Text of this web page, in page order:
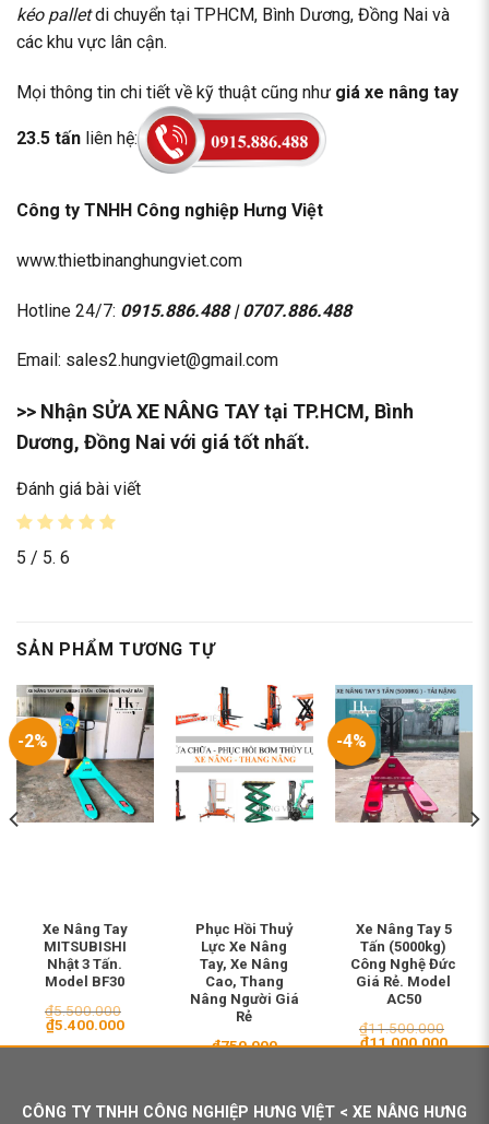
kéo palletdi chuyển tại TPHCM, Bình Dương, Đồng Nai và
các khu vực lân cận.
Mọi thông tin chi tiết về kỹ thuật cũng như giá xe nâng tay
23.5 tấn liên hệ:
Công ty TNHH Công nghiệp Hưng Việt
www.thietbinanghungviet.com
Hotline 24/7: 0915.886.488|0707.886.488
Email: sales2.hungviet@gmail.com
>> Nhận SỬA XE NÂNG TAYtại TP.HCM, Bình
Dương, Đồng Nai với giá tốt nhất.
Đánh giá bài viết
5 / 5. 6
SẢN PHẨM TƯƠNG TỰ
-2%
Xe Nâng Tay
MITSUBISHI
Nhật 3 Tấn.
Model BF30
₫5.500.000
Giá
gốc
là:
₫5.400.000Giá
tại
Phục Hồi Thuỷ
Lực Xe Nâng
Tay, Xe Nâng
Cao, Thang
Nâng Người Giá
Rẻ
₫750.000
-4%
Xe Nâng Tay 5
Tấn (5000kg)
Công Nghệ Đức
Giá Rẻ. Model
AC50
₫11.500.000
Giá
₫11.000.000Giá
CÔNG TY TNHH CÔNG NGHIỆP HƯNG VIỆT < XE NÂNG HƯNG